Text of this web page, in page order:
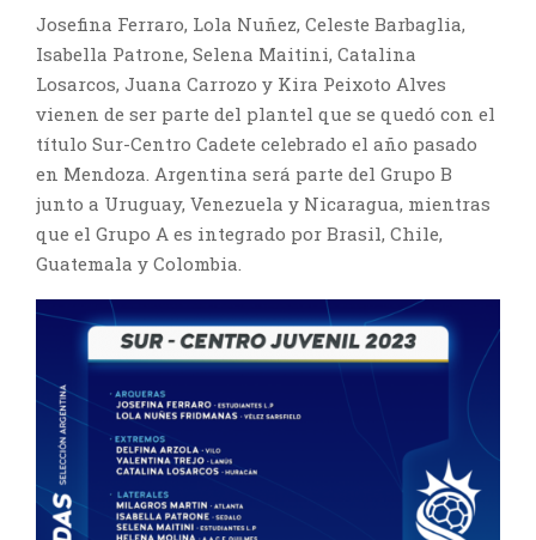
Josefina Ferraro, Lola Nuñez, Celeste Barbaglia,
Isabella Patrone, Selena Maitini, Catalina
Losarcos, Juana Carrozo y Kira Peixoto Alves
vienen de ser parte del plantel que se quedó con el
título Sur-Centro Cadete celebrado el año pasado
en Mendoza. Argentina será parte del Grupo B
junto a Uruguay, Venezuela y Nicaragua, mientras
que el Grupo A es integrado por Brasil, Chile,
Guatemala y Colombia.